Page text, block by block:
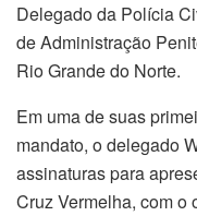
Delegado da Polícia
de Administração
Rio Grande do Norte.
Em uma de suas
mandato, o delegado
assinaturas para
Cruz Vermelha, com o